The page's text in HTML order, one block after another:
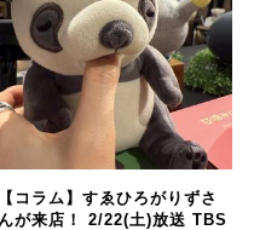
【コラム】すゑひろがりずさ
んが来店！ 2/22(土)放送 TBS